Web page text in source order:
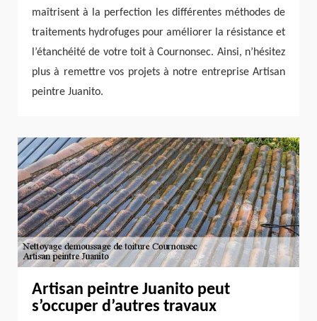
maîtrisent à la perfection les différentes méthodes de
traitements hydrofuges pour améliorer la résistance et
l’étanchéité de votre toit à Cournonsec. Ainsi, n’hésitez
plus à remettre vos projets à notre entreprise Artisan
peintre Juanito.
Artisan peintre Juanito peut
s’occuper d’autres travaux